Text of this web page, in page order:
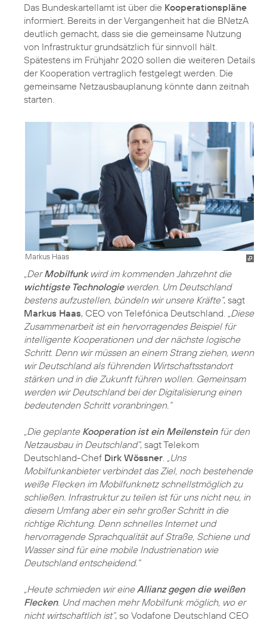
Das Bundeskartellamt ist über die Kooperationspläne
informiert. Bereits in der Vergangenheit hat die BNetzA
deutlich gemacht, dass sie die gemeinsame Nutzung
von Infrastruktur grundsätzlich für sinnvoll hält.
Spätestens im Frühjahr 2020 sollen die weiteren Details
der Kooperation vertraglich festgelegt werden. Die
gemeinsame Netzausbauplanung könnte dann zeitnah
starten.
Markus Haas
„DerMobilfunkwird im kommenden Jahrzehnt die
wichtigste Technologiewerden. Um Deutschland
bestens aufzustellen, bündeln wir unsere Kräfte“, sagt
Markus Haas, CEO von Telefónica Deutschland. „Diese
Zusammenarbeit ist ein hervorragendes Beispiel für
intelligente Kooperationen und der nächste logische
Schritt. Denn wir müssen an einem Strang ziehen, wenn
wir Deutschland als führenden Wirtschaftsstandort
stärken und in die Zukunft führen wollen. Gemeinsam
werden wir Deutschland bei der Digitalisierung einen
bedeutenden Schritt voranbringen.“
„Die geplante Kooperation ist ein Meilensteinfür den
Netzausbau in Deutschland“, sagt Telekom
Deutschland-Chef Dirk Wössner. „Uns
Mobilfunkanbieter verbindet das Ziel, noch bestehende
weiße Flecken im Mobilfunknetz schnellstmöglich zu
schließen. Infrastruktur zu teilen ist für uns nicht neu, in
diesem Umfang aber ein sehr großer Schritt in die
richtige Richtung. Denn schnelles Internet und
hervorragende Sprachqualität auf Straße, Schiene und
Wasser sind für eine mobile Industrienation wie
Deutschland entscheidend.“
„Heute schmieden wir eineAllianz gegen die weißen
Flecken. Und machen mehr Mobilfunk möglich, wo er
nicht wirtschaftlich ist“, so Vodafone Deutschland CEO